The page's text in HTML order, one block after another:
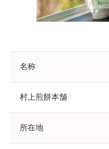
名称
村上煎餅本舗
所在地